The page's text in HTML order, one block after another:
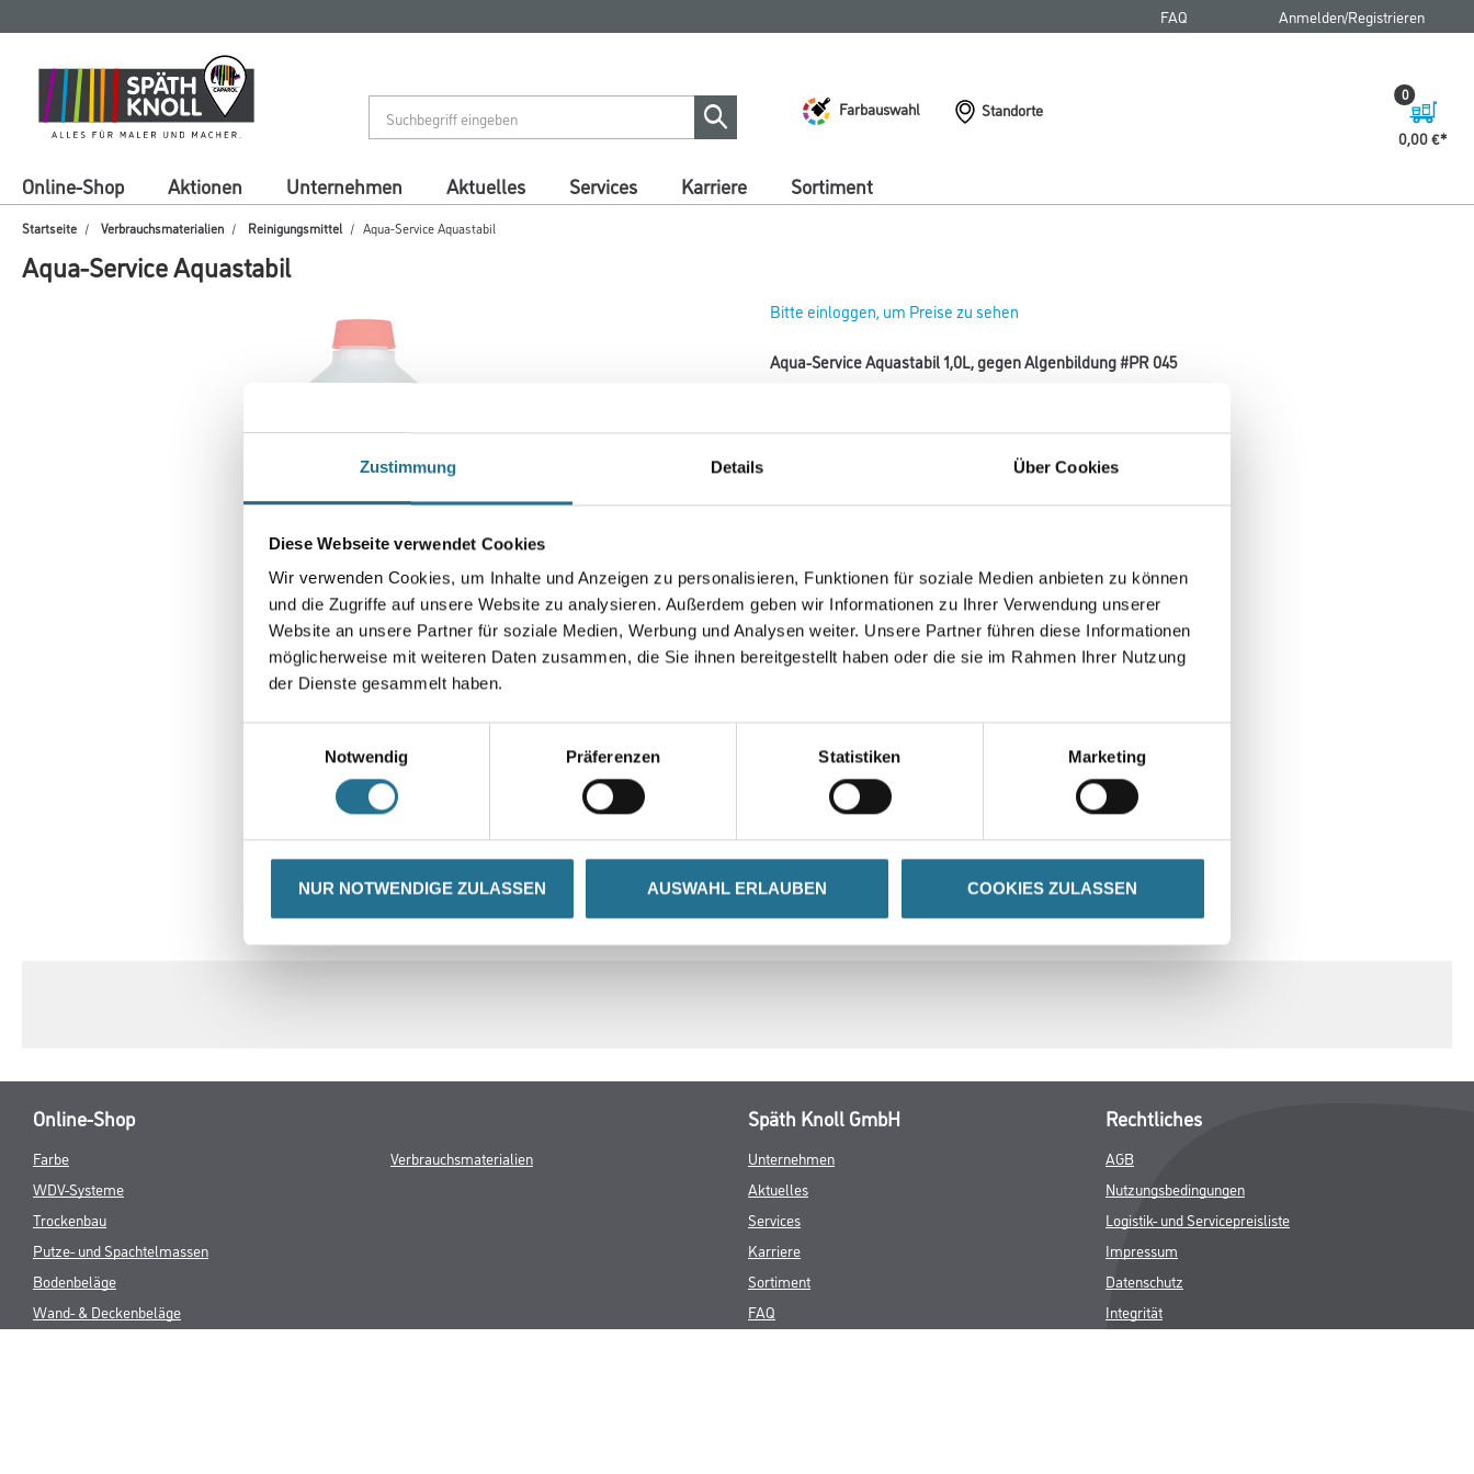
Zustimmung Details Über Cookies
Diese Webseite verwendet Cookies
Wir verwenden Cookies, um Inhalte und Anzeigen zu personalisieren, Funktionen für soziale Medien anbieten zu können
und die Zugriffe auf unsere Website zu analysieren. Außerdem geben wir Informationen zu Ihrer Verwendung unserer
Website an unsere Partner für soziale Medien, Werbung und Analysen weiter. Unsere Partner führen diese Informationen
möglicherweise mit weiteren Daten zusammen, die Sie ihnen bereitgestellt haben oder die sie im Rahmen Ihrer Nutzung
der Dienste gesammelt haben.
Notwendig
Präferenzen Statistiken Marketing
NUR NOTWENDIGE ZULASSEN AUSWAHL ERLAUBEN COOKIES ZULASSEN
springen
springen
FAQ Anmelden/Registrieren
Farbauswahl
Standorte
0,00 €
0
Online-Shop Aktionen Unternehmen Aktuelles Services Karriere Sortiment
Startseite Verbrauchsmaterialien Reinigungsmittel Aqua-Service Aquastabil
Aqua-Service Aquastabil
Bitte einloggen, um Preise zu sehen
Aqua-Service Aquastabil 1,0L, gegen Algenbildung #PR 045
Umrechnungsfaktoren
CURRENT
TAB:
PRODUKTEIGENSCHAFTEN ZUSATZINFOS GEFAHRENHINWEISE DATENBLÄTTER
Online-Shop
Farbe
WDV-Systeme
Trockenbau
Putze- und Spachtelmassen
Bodenbeläge
Wand- & Deckenbeläge
Verbrauchsmaterialien
Späth Knoll GmbH
Unternehmen
Aktuelles
Services
Karriere
Sortiment
FAQ
Rechtliches
AGB
Nutzungsbedingungen
Logistik- und Servicepreisliste
Impressum
Datenschutz
Integrität